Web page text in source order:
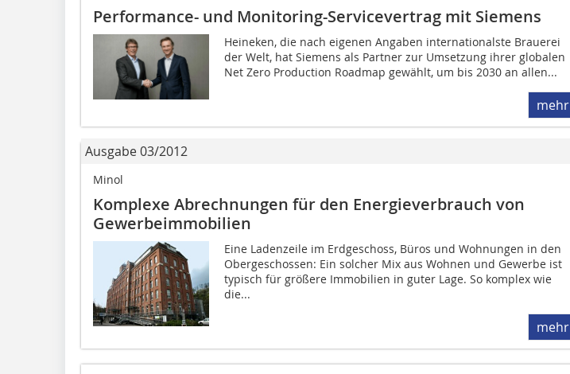
Performance- und Monitoring-Servicevertrag mit Siemens
Heineken, die nach eigenen Angaben internationalste Brauerei
der Welt, hat Siemens als Partner zur Umsetzung ihrer globalen
Net Zero Production Roadmap gewählt, um bis 2030 an allen...
mehr
Ausgabe 03/2012
Minol
Komplexe Abrechnungen für den Energieverbrauch von
Gewerbeimmobilien
Eine Ladenzeile im Erdgeschoss, Büros und Wohnungen in den
Obergeschossen: Ein solcher Mix aus Wohnen und Gewerbe ist
typisch für größere Immobilien in guter Lage. So komplex wie
die...
mehr